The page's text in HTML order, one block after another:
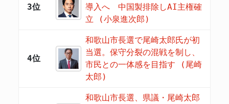
3位
導入へ 中国製排除しAI主権確
立 (小泉進次郎)
4位
和歌山市長選で尾崎太郎氏が初
当選。保守分裂の混戦を制し、
市民との一体感を目指す (尾崎
太郎)
和歌山市長選、県議・尾崎太郎